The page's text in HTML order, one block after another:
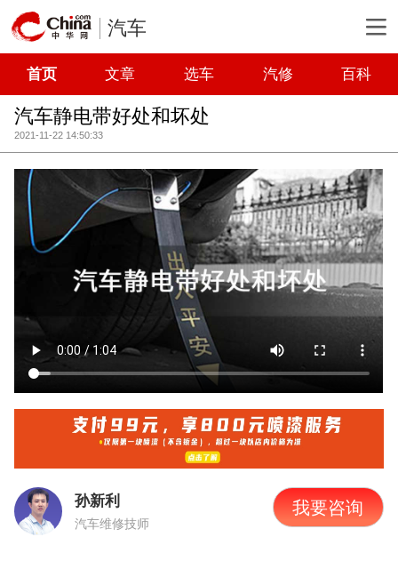
汽车
首页 文章 选车 汽修 百科
汽车静电带好处和坏处
2021-11-22 14:50:33
孙新利
汽车维修技师
我要咨询